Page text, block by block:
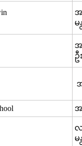
အ
မ
အ
ဦ
အ
လ
မ